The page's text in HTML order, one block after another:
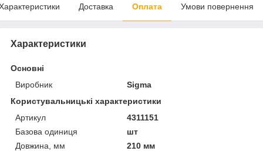
Доставка Оплата Умови повернення
Характеристики
Основні
Виробник
Sigma
Користувальницькі характеристики
Артикул
4311151
Базова одиниця
шт
Довжина, мм
210 мм